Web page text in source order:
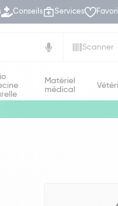
Conseils Services
Scanner
Matériel
médical